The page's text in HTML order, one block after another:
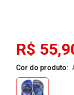
R$
Cor do produto: